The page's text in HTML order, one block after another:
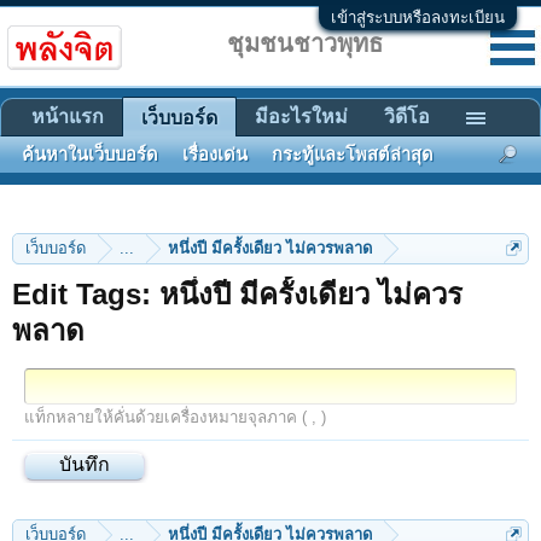
เข้าสู่ระบบหรือลงทะเบียน
เว็บบอร์ด ... หนึ่งปี มีครั้งเดียว ไม่ควรพลาด
Edit Tags: หนึ่งปี มีครั้งเดียว ไม่ควร
พลาด
แท็กหลายให้คั่นด้วยเครื่องหมายจุลภาค ( , )
เว็บบอร์ด ... หนึ่งปี มีครั้งเดียว ไม่ควรพลาด
ชุมชนชาวพุทธ
หน้าแรก เว็บบอร์ด
ค้นหาในเว็บบอร์ด เรื่องเด่น กระทู้และโพสต์ล่าสุด
มีอะไรใหม่ วิดีโอ